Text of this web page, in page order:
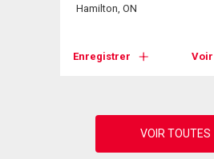
Hamilton, ON
Enregistrer Voir